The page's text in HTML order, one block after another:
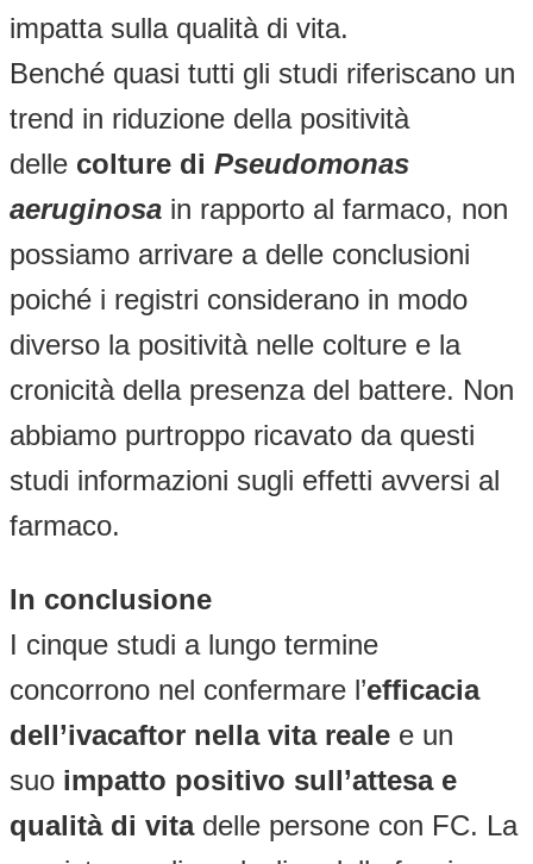
impatta sulla qualità di vita.
Benché quasi tutti gli studi riferiscano un
trend in riduzione della positività
delle colture di Pseudomonas
aeruginosa in rapporto al farmaco, non
possiamo arrivare a delle conclusioni
poiché i registri considerano in modo
diverso la positività nelle colture e la
cronicità della presenza del battere. Non
abbiamo purtroppo ricavato da questi
studi informazioni sugli effetti avversi al
farmaco.
In conclusione
I cinque studi a lungo termine
concorrono nel confermare l’efficacia
dell’ivacaftor nella vita reale e un
suo impatto positivo sull’attesa e
qualità di vitadelle persone con FC. La